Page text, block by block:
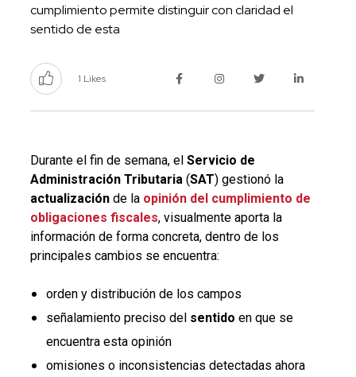
cumplimiento permite distinguir con claridad el
sentido de esta
1 Likes
Durante el fin de semana, el Servicio de
Administración Tributaria (SAT) gestionó la
actualizaciónde la opinión del cumplimiento de
obligaciones fiscales, visualmente aporta la
información de forma concreta, dentro de los
principales cambios se encuentra:
orden y distribución de los campos
señalamiento preciso del sentido en que se
encuentra esta opinión
omisiones o inconsistencias detectadas ahora